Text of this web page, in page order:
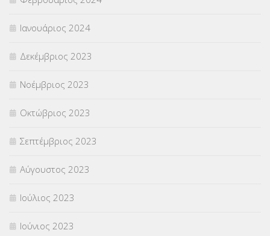
Ιανουάριος 2024
Δεκέμβριος 2023
Νοέμβριος 2023
Οκτώβριος 2023
Σεπτέμβριος 2023
Αύγουστος 2023
Ιούλιος 2023
Ιούνιος 2023